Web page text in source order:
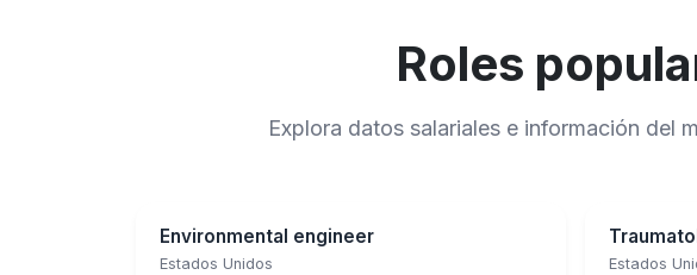
Roles
Explora datos salariales e información del
Environmental engineer
Estados Unidos Estados